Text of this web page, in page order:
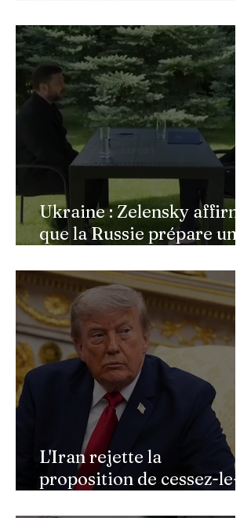
bouleversée par les
incendies du Cap-Ferret,
son témoignage poignant
Ukraine : Zelensky affirme
que la Russie prépare une
militaire à l'automne
L'Iran rejette la
proposition de cessez-le-